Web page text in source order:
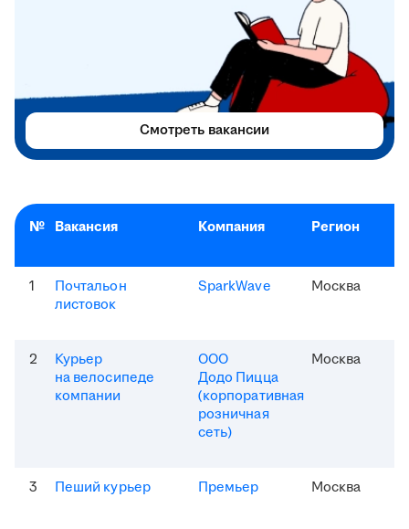
№ Вакансия Компания Регион
1
Почтальон
листовок
SparkWave Москва
2
Курьер
на велосипеде
компании
ООО
Додо Пицца
(корпоративная
розничная
сеть)
Москва
3 Пеший курьер Премьер Москва
Смотреть вакансии